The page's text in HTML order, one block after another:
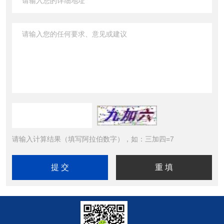
请输入计算结果（填写阿拉伯数字），如：三加四=7